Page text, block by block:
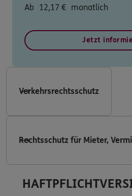
Ab 12,17 € monatlich
Jetzt
Verkehrsrechtsschutz
Rechtsschutz für Mieter,